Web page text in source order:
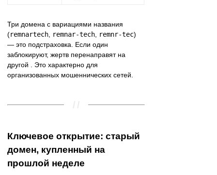
Три домена с вариациями названия
(remnartech, remnar-tech, remnr-tec)
— это подстраховка. Если один
заблокируют, жертв перенаправят на
другой . Это характерно для
организованных мошеннических сетей.
Ключевое открытие: старый
домен, купленный на
прошлой неделе